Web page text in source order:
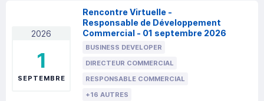
2026
1
SEPTEMBRE
Rencontre Virtuelle -
Responsable de Développement
Commercial - 01 septembre 2026
BUSINESS DEVELOPER
DIRECTEUR COMMERCIAL
RESPONSABLE COMMERCIAL
+16 AUTRES